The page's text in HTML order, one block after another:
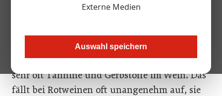
Externe Medien
Auswahl speichern
Pilzen gerne kräftige Weiße. Schwammerl,
Pilze oder Trüffel (auch Trüffel-Öl) verstärken
sehr oft Tannine und Gerbstoffe im Wein. Das
fällt bei Rotweinen oft unangenehm auf, sie